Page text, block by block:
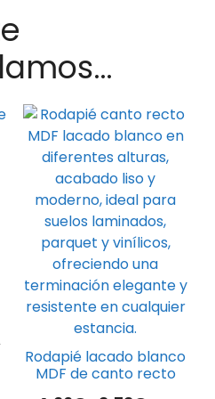
Rodapié lacado blanco
MDF de canto recto
Este
producto
tiene
múltiples
variantes.
opciones
pueden
elegir
la
página